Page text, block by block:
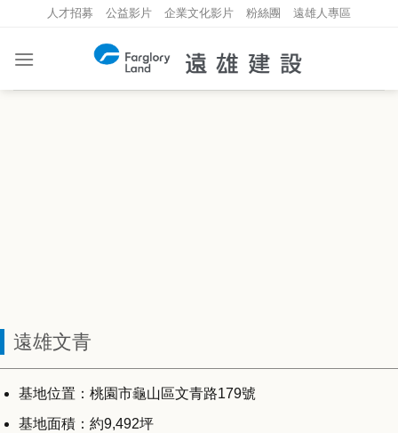
content
人才招募 公益影片 企業文化影片 粉絲團 遠雄人專區
遠雄文青
基地位置：桃園市龜山區文青路179號
基地面積：約9,492坪